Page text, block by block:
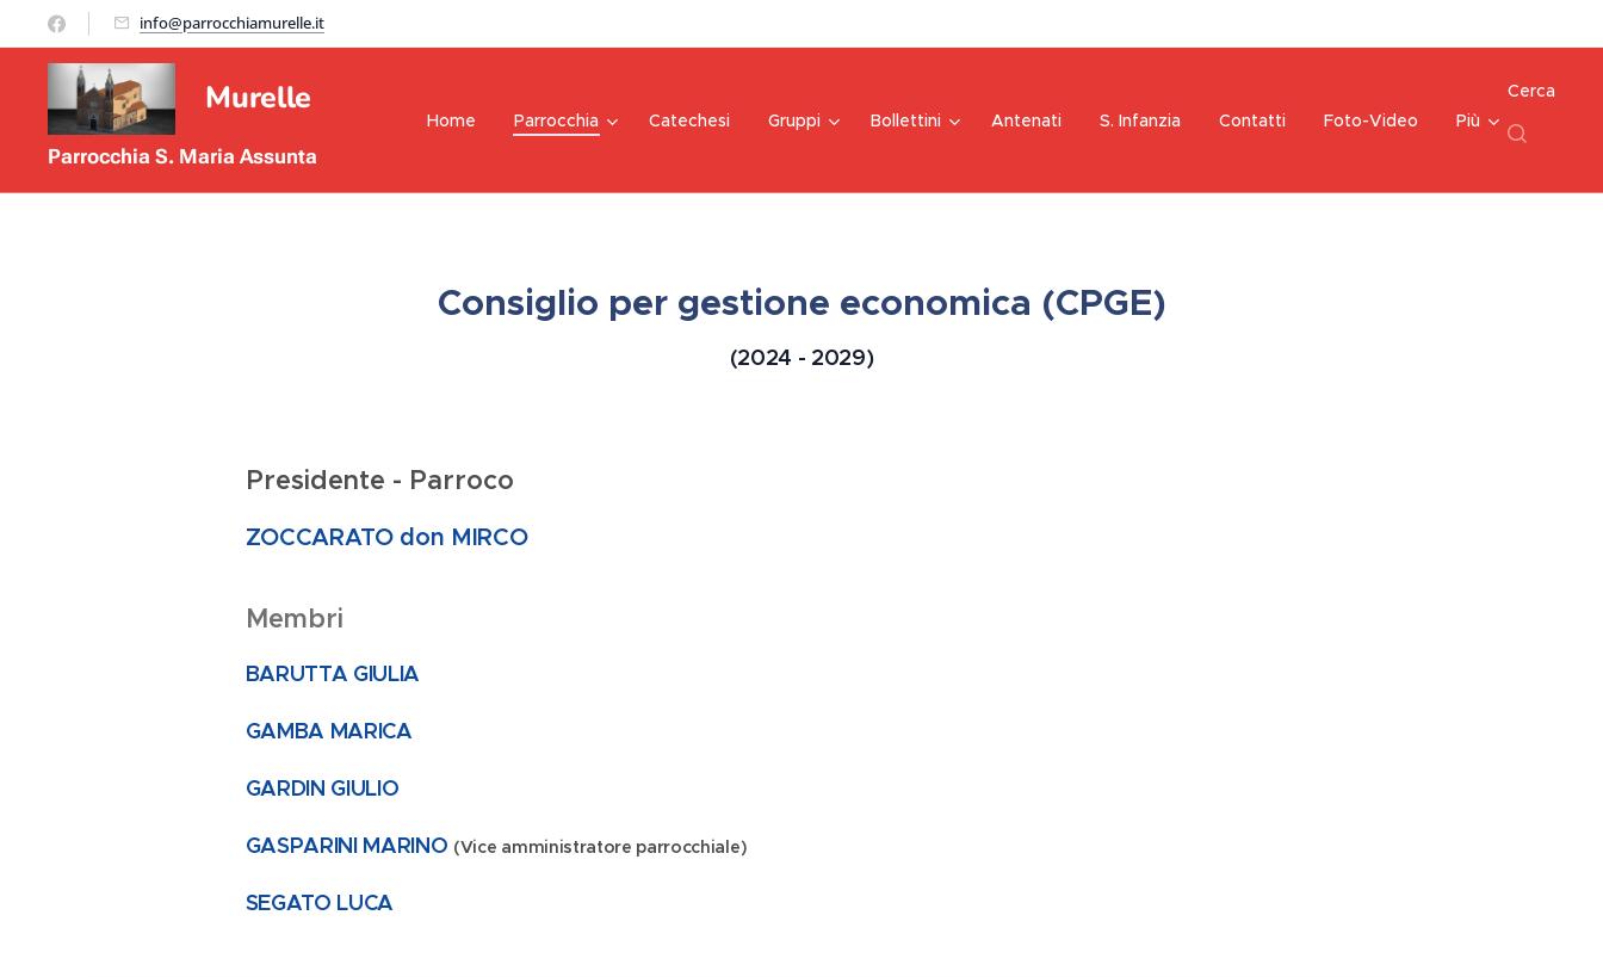
info@parrocchiamurelle.it
Murelle
Parrocchia S. Maria Assunta
Home Parrocchia Catechesi Gruppi Bollettini Antenati S. Infanzia Contatti Foto-Video Più
Cerca
Consiglio per gestione economica (CPGE)
(2024 - 2029)
Presidente - Parroco
ZOCCARATO don MIRCO
Membri
BARUTTA GIULIA
GAMBA MARICA
GARDIN GIULIO
GASPARINI MARINO (Vice amministratore parrocchiale)
SEGATO LUCA